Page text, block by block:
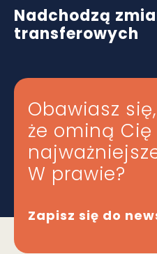
Nadchodzą
transferowych
Obawiasz się,
że ominą Cię
W prawie?
Zapisz się do